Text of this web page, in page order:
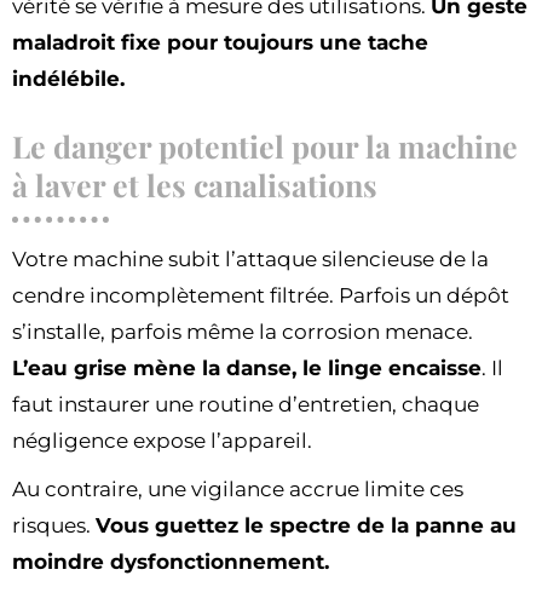
vérité se vérifie à mesure des utilisations. Un geste
maladroit fixe pour toujours une tache
indélébile.
Le danger potentiel pour la machine
à laver et les canalisations
Votre machine subit l’attaque silencieuse de la
cendre incomplètement filtrée. Parfois un dépôt
s’installe, parfois même la corrosion menace.
L’eau grise mène la danse, le linge encaisse. Il
faut instaurer une routine d’entretien, chaque
négligence expose l’appareil.
Au contraire, une vigilance accrue limite ces
risques. Vous guettez le spectre de la panne au
moindre dysfonctionnement.